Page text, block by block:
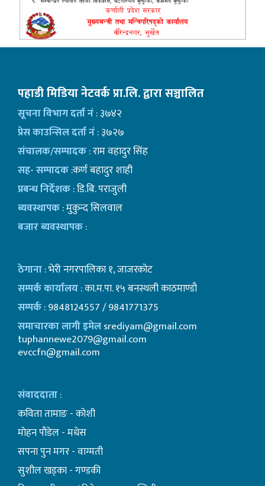
पहाडी मिडिया नेटवर्क प्रा.लि. द्वारा सञ्चालित
सूचना विभाग दर्ता नं: ३७४२
प्रेस काउन्सिल दर्ता नं: ३७२७
संचालक/सम्पादक: राम वहादुर सिंह
सह- सम्पादक:कर्ण बहादुर शाही
प्रबन्ध निर्देशक: डि.बि. पराजुली
ब्यवस्थापक: मुकुन्द सिलवाल
बजार ब्यवस्थापक:
ठेगाना: भेरी नगरपालिका १, जाजरकोट
सम्पर्क कार्यालय: का.म.पा. १५ बनस्थली काठमाण्डाै
सम्पर्क: 9848124557 / 9841771375
समाचारका लागी इमेलsrediyam@gmail.com
tuphannewe2079@gmail.com
evccfn@gmail.com
संवाददाता:
कविता तामाङ - कोशी
माेहन पाैडेल - मधेस
सपना पुन मगर - वाग्मती
सुशील खड्का - गण्डकी